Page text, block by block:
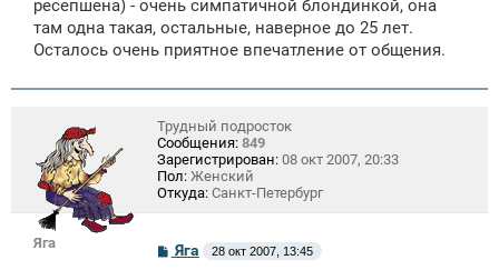
ресепшена) - очень симпатичной блондинкой, она
там одна такая, остальные, наверное до 25 лет.
Осталось очень приятное впечатление от общения.
Яга
Трудный подросток
Сообщения: 849
Зарегистрирован: 08 окт 2007, 20:33
Пол: Женский
Откуда: Санкт-Петербург
СЯга 28 окт 2007, 13:45